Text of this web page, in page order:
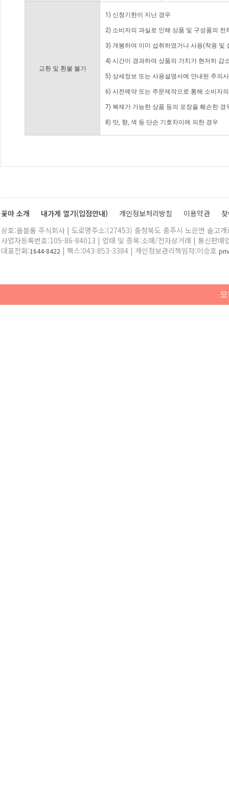
교환 및 환불 불가
1) 신청기한이 지난 경우
2) 소비자의 과실로 인해 상품 및 구성품의
3) 개봉하여 이미 섭취하였거나 사용(착용 및
4) 시간이 경과하여 상품의 가치가 현저히 감
5) 상세정보 또는 사용설명서에 안내된 주의
6) 사전예약 또는 주문제작으로 통해 소비자
7) 복제가 가능한 상품 등의 포장을 훼손한 경
8) 맛, 향, 색 등 단순 기호차이에 의한 경우
꽃마 소개 내가게 열기(입점안내) 개인정보처리방침 이용약관
상호:올블룸 주식회사 | 도로명주소:(27453) 충청북도 충주시 노은면 솔고
사업자등록번호:105-86-84013 | 업태 및 종목:소매/전자상거래 | 통신판매
대표전화:1644-8422 | 팩스:043-853-3384 | 개인정보관리책임자:이승호